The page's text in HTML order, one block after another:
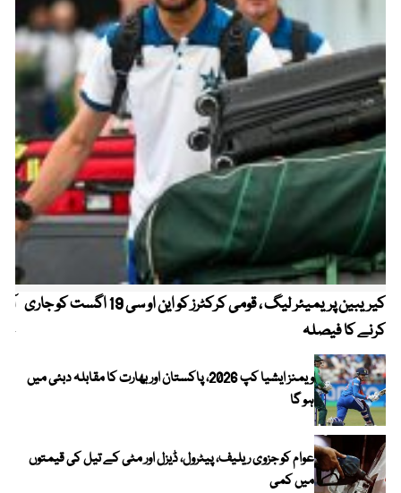
کیریبین پریمیئر لیگ ، قومی کرکٹرز کو این او سی 19 اگست کو جاری
کرنے کا فیصلہ
ویمنز ایشیا کپ 2026، پاکستان اور بھارت کا مقابلہ دبئی میں
ہو گا
عوام کو جزوی ریلیف، پیٹرول، ڈیزل اور مٹی کے تیل کی قیمتوں
میں کمی